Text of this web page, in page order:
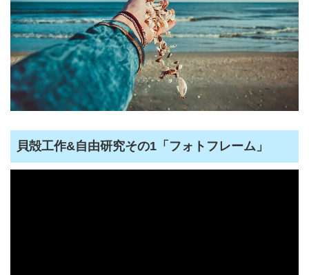
貝殻工作&自由研究その1「フォトフレーム」